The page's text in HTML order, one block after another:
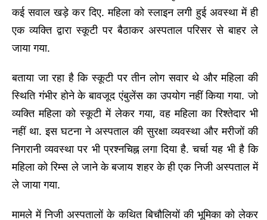
कई सवाल खड़े कर दिए. महिला को स्लाइन लगी हुई अवस्था में ही
एक व्यक्ति द्वारा स्कूटी पर बैठाकर अस्पताल परिसर से बाहर ले
जाया गया.
बताया जा रहा है कि स्कूटी पर तीन लोग सवार थे और महिला की
स्थिति गंभीर होने के बावजूद एंबुलेंस का उपयोग नहीं किया गया. जो
व्यक्ति महिला को स्कूटी में लेकर गया, वह महिला का रिश्तेदार भी
नहीं था. इस घटना ने अस्पताल की सुरक्षा व्यवस्था और मरीजों की
निगरानी व्यवस्था पर भी प्रश्नचिह्न लगा दिया है. चर्चा यह भी है कि
महिला को रिम्स ले जाने के बजाय शहर के ही एक निजी अस्पताल में
ले जाया गया.
मामले में निजी अस्पतालों के कथित बिचौलियों की भूमिका को लेकर